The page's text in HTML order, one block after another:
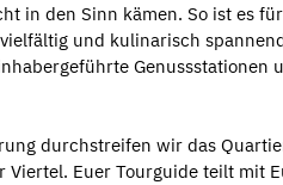
in den Sinn kämen. So ist es
und kulinarisch
durchstreifen wir das
Euer Tourguide teilt mit